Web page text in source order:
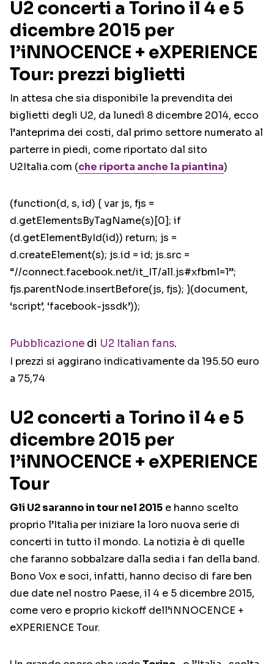
U2 concerti a Torino il 4 e 5
dicembre 2015 per
l’iNNOCENCE + eXPERIENCE
Tour: prezzi biglietti
In attesa che sia disponibile la prevendita dei
biglietti degli U2, da lunedì 8 dicembre 2014, ecco
l’anteprima dei costi, dal primo settore numerato al
parterre in piedi, come riportato dal sito
U2Italia.com (che riporta anche la piantina)
(function(d, s, id) { var js, fjs =
d.getElementsByTagName(s)[0]; if
(d.getElementById(id)) return; js =
d.createElement(s); js.id = id; js.src =
“//connect.facebook.net/it_IT/all.js#xfbml=1”;
fjs.parentNode.insertBefore(js, fjs); }(document,
‘script’, ‘facebook-jssdk’));
Pubblicazione di U2 Italian fans.
I prezzi si aggirano indicativamente da 195.50 euro
a 75,74
U2 concerti a Torino il 4 e 5
dicembre 2015 per
l’iNNOCENCE + eXPERIENCE
Tour
Gli U2 saranno in tour nel 2015 e hanno scelto
proprio l’Italia per iniziare la loro nuova serie di
concerti in tutto il mondo. La notizia è di quelle
che faranno sobbalzare dalla sedia i fan della band.
Bono Vox e soci, infatti, hanno deciso di fare ben
due date nel nostro Paese, il 4 e 5 dicembre 2015,
come vero e proprio kickoff dell’iNNOCENCE +
eXPERIENCE Tour.